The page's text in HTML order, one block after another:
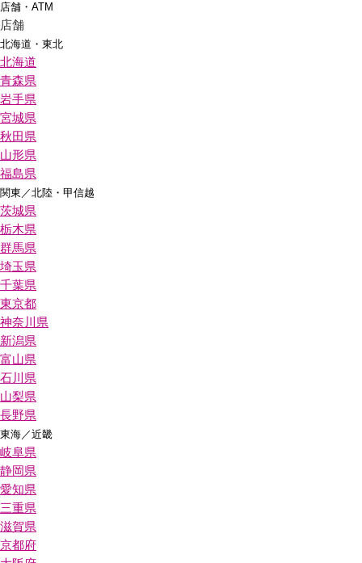
店舗・ATM
店舗
北海道・東北
北海道
青森県
岩手県
宮城県
秋田県
山形県
福島県
関東／北陸・甲信越
茨城県
栃木県
群馬県
埼玉県
千葉県
東京都
神奈川県
新潟県
富山県
石川県
山梨県
長野県
東海／近畿
岐阜県
静岡県
愛知県
三重県
滋賀県
京都府